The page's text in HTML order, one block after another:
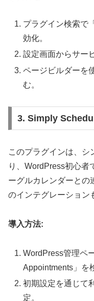
プラグイン検索で
効化。
設定画面からサー
ページビルダーを
む。
3. Simply
このプラグインは、シ
り、WordPress初心者
ーグルカレンダーとの
のインテグレーション
導入方法:
WordPress管理ペ
Appointments」を
初期設定を通じて
定。